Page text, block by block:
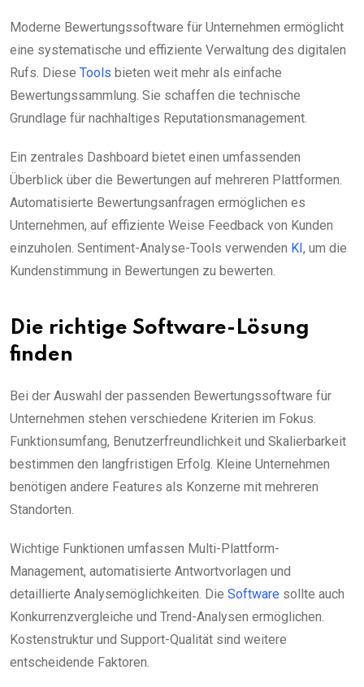
Moderne Bewertungssoftware für Unternehmen ermöglicht
eine systematische und effiziente Verwaltung des digitalen
Rufs. Diese Tools bieten weit mehr als einfache
Bewertungssammlung. Sie schaffen die technische
Grundlage für nachhaltiges Reputationsmanagement.
Ein zentrales Dashboard bietet einen umfassenden
Überblick über die Bewertungen auf mehreren Plattformen.
Automatisierte Bewertungsanfragen ermöglichen es
Unternehmen, auf effiziente Weise Feedback von Kunden
einzuholen. Sentiment-Analyse-Tools verwenden KI, um die
Kundenstimmung in Bewertungen zu bewerten.
Die richtige Software-Lösung
finden
Bei der Auswahl der passenden Bewertungssoftware für
Unternehmen stehen verschiedene Kriterien im Fokus.
Funktionsumfang, Benutzerfreundlichkeit und Skalierbarkeit
bestimmen den langfristigen Erfolg. Kleine Unternehmen
benötigen andere Features als Konzerne mit mehreren
Standorten.
Wichtige Funktionen umfassen Multi-Plattform-
Management, automatisierte Antwortvorlagen und
detaillierte Analysemöglichkeiten. Die Software sollte auch
Konkurrenzvergleiche und Trend-Analysen ermöglichen.
Kostenstruktur und Support-Qualität sind weitere
entscheidende Faktoren.